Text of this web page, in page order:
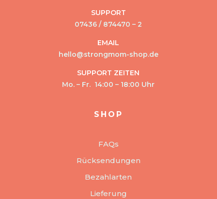
SUPPORT
07436 / 874470 – 2
EMAIL
hello@strongmom-shop.de
SUPPORT ZEITEN
Mo. – Fr. 14:00 – 18:00 Uhr
SHOP
FAQs
Rücksendungen
Bezahlarten
Lieferung